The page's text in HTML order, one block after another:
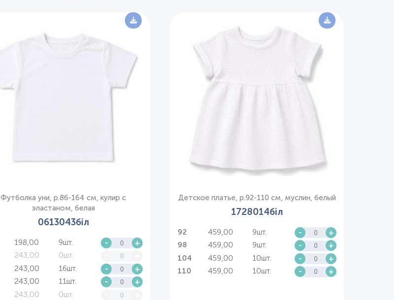
Футболка уни, р.86-164 см, кулир с
эластаном, белая
0613043біл
198,00 9шт. - +
243,00 0шт.
243,00 16шт. - +
243,00 11шт. - +
243,00 0шт.
Детское платье, р.92-110 см, муслин, белый
1728014біл
92 459,00 9шт. - +
98 459,00 9шт. - +
104 459,00 10шт. - +
110 459,00 10шт. - +